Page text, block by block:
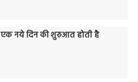
एक नये दिन की शुरुआत होती है